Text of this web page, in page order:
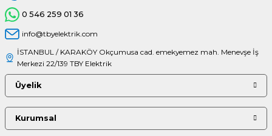
0 546 259 01 36
info@tbyelektrik.com
İSTANBUL / KARAKÖY Okçumusa cad. emekyemez mah. Menevşe İş
Merkezi 22/139 TBY Elektrik
Üyelik
Kurumsal